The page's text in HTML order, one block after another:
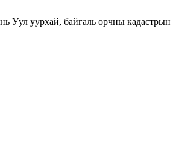
уурхай, байгаль орчны кадастрын